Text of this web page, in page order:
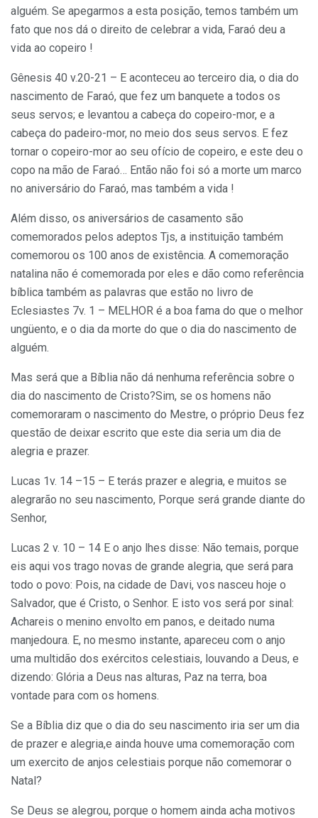
alguém. Se apegarmos a esta posição, temos também um
fato que nos dá o direito de celebrar a vida, Faraó deu a
vida ao copeiro !
Gênesis 40 v.20-21 – E aconteceu ao terceiro dia, o dia do
nascimento de Faraó, que fez um banquete a todos os
seus servos; e levantou a cabeça do copeiro-mor, e a
cabeça do padeiro-mor, no meio dos seus servos. E fez
tornar o copeiro-mor ao seu ofício de copeiro, e este deu o
copo na mão de Faraó… Então não foi só a morte um marco
no aniversário do Faraó, mas também a vida !
Além disso, os aniversários de casamento são
comemorados pelos adeptos Tjs, a instituição também
comemorou os 100 anos de existência. A comemoração
natalina não é comemorada por eles e dão como referência
bíblica também as palavras que estão no livro de
Eclesiastes 7v. 1 – MELHOR é a boa fama do que o melhor
ungüento, e o dia da morte do que o dia do nascimento de
alguém.
Mas será que a Bíblia não dá nenhuma referência sobre o
dia do nascimento de Cristo?Sim, se os homens não
comemoraram o nascimento do Mestre, o próprio Deus fez
questão de deixar escrito que este dia seria um dia de
alegria e prazer.
Lucas 1v. 14 –15 – E terás prazer e alegria, e muitos se
alegrarão no seu nascimento, Porque será grande diante do
Senhor,
Lucas 2 v. 10 – 14 E o anjo lhes disse: Não temais, porque
eis aqui vos trago novas de grande alegria, que será para
todo o povo: Pois, na cidade de Davi, vos nasceu hoje o
Salvador, que é Cristo, o Senhor. E isto vos será por sinal:
Achareis o menino envolto em panos, e deitado numa
manjedoura. E, no mesmo instante, apareceu com o anjo
uma multidão dos exércitos celestiais, louvando a Deus, e
dizendo: Glória a Deus nas alturas, Paz na terra, boa
vontade para com os homens.
Se a Bíblia diz que o dia do seu nascimento iria ser um dia
de prazer e alegria,e ainda houve uma comemoração com
um exercito de anjos celestiais porque não comemorar o
Natal?
Se Deus se alegrou, porque o homem ainda acha motivos